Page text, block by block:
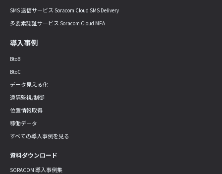
SMS 送信サービス Soracom Cloud SMS Delivery
多要素認証サービス Soracom Cloud MFA
導入事例
BtoB
BtoC
データ見える化
遠隔監視/制御
位置情報取得
稼働データ
すべての導入事例を見る
資料ダウンロード
SORACOM 導入事例集